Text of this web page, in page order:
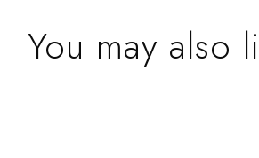
You may also